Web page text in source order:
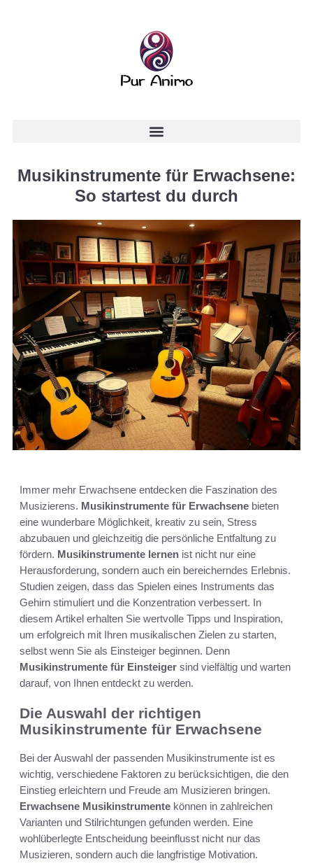
Musikinstrumente für Erwachsene:
So startest du durch
Immer mehr Erwachsene entdecken die Faszination des
Musizierens. Musikinstrumente für Erwachsene bieten
eine wunderbare Möglichkeit, kreativ zu sein, Stress
abzubauen und gleichzeitig die persönliche Entfaltung zu
fördern. Musikinstrumente lernen ist nicht nur eine
Herausforderung, sondern auch ein bereicherndes Erlebnis.
Studien zeigen, dass das Spielen eines Instruments das
Gehirn stimuliert und die Konzentration verbessert. In
diesem Artikel erhalten Sie wertvolle Tipps und Inspiration,
um erfolgreich mit Ihren musikalischen Zielen zu starten,
selbst wenn Sie als Einsteiger beginnen. Denn
Musikinstrumente für Einsteiger sind vielfältig und warten
darauf, von Ihnen entdeckt zu werden.
Die Auswahl der richtigen
Musikinstrumente für Erwachsene
Bei der Auswahl der passenden Musikinstrumente ist es
wichtig, verschiedene Faktoren zu berücksichtigen, die den
Einstieg erleichtern und Freude am Musizieren bringen.
Erwachsene Musikinstrumente können in zahlreichen
Varianten und Stilrichtungen gefunden werden. Eine
wohlüberlegte Entscheidung beeinflusst nicht nur das
Musizieren, sondern auch die langfristige Motivation.